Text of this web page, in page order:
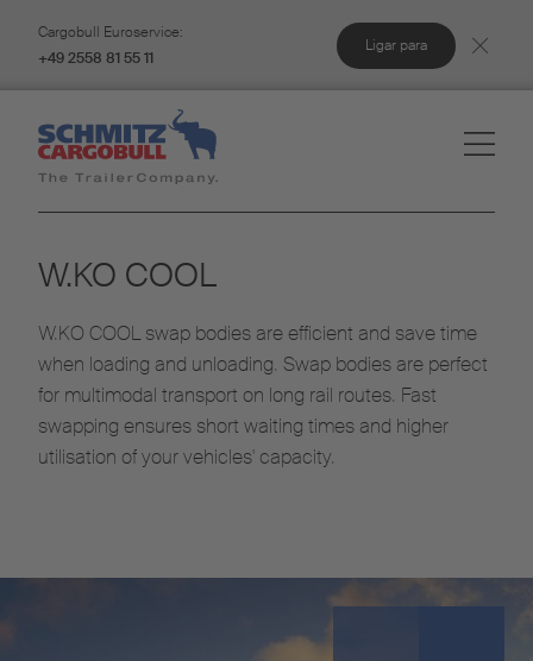
Cargobull Euroservice:
+49 2558 81 55 11
Ligar para
W.KO COOL
W.KO COOL swap bodies are efficient and save time
when loading and unloading. Swap bodies are perfect
for multimodal transport on long rail routes. Fast
swapping ensures short waiting times and higher
utilisation of your vehicles' capacity.